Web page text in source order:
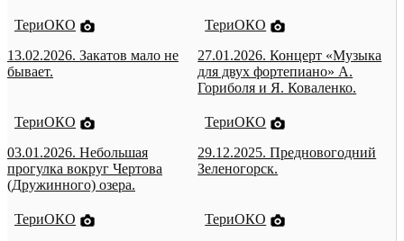
ТериОКО
13.02.2026. Закатов мало не
бывает.
ТериОКО
27.01.2026. Концерт «Музыка
для двух фортепиано» А.
Гориболя и Я. Коваленко.
ТериОКО
03.01.2026. Небольшая
прогулка вокруг Чертова
(Дружинного) озера.
ТериОКО
29.12.2025. Предновогодний
Зеленогорск.
ТериОКО
ТериОКО